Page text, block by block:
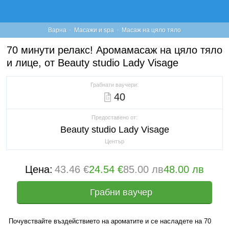
Варна · Масажи и spa · Масаж на цяло тяло
70 минути релакс! Аромамасаж на цяло тяло
и лице, от Beauty studio Lady Visage
Грабнати ваучери:
40
Предоставено от:
Beauty studio Lady Visage
Център
Цена: 43.46 €24.54 €85.00 лв48.00 лв
Грабни ваучер
Почувствайте въздействието на ароматите и се насладете на 70